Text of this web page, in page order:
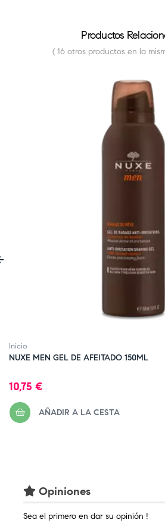
Productos
( 16 otros productos en la
Inicio
NUXE MEN GEL DE AFEITADO 150ML
Precio
10,75 €
AÑADIR A LA CESTA
Opiniones
Sea el primero en dar su opinión !